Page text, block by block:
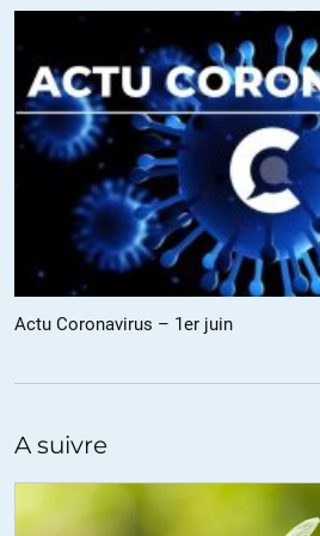
suis resté handicapé pendant un an
« spécialistes », qui m’ont soigné à
quoi, mais jamais pour mon vrai
qui sautait aux yeux au niveau des
C’est ma médecin de famille (la
chez un spécialiste parce qu’elle
à laquelle je confiais mon désespoir
simplement en regardant et en
n’avait vu en ayant le nez dessus… 3
traitement (pour un problème bénin en
retrouvait mon autonomie.
En échangeant avec mes amis, je
weilan
Actu Coronavirus – 1er juin
A suivre